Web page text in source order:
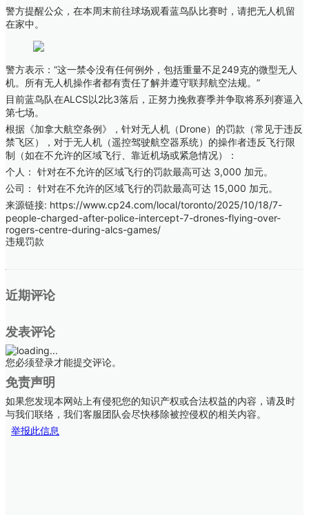
警方提醒公众，在本周末前往球场观看蓝鸟队比赛时，请把无人机留
在家中。
警方表示：“这一禁令没有任何例外，包括重量不足249克的微型无人
机。所有无人机操作者都有责任了解并遵守联邦航空法规。”
目前蓝鸟队在ALCS以2比3落后，正努力挽救赛季并争取将系列赛逼入
第七场。
根据《加拿大航空条例》，针对无人机（Drone）的罚款（常见于违反
禁飞区），对于无人机（遥控驾驶航空器系统）的操作者违反飞行限
制（如在不允许的区域飞行、靠近机场或紧急情况）：
个人： 针对在不允许的区域飞行的罚款最高可达 3,000 加元。
公司： 针对在不允许的区域飞行的罚款最高可达 15,000 加元。
来源链接: https://www.cp24.com/local/toronto/2025/10/18/7-
people-charged-after-police-intercept-7-drones-flying-over-
rogers-centre-during-alcs-games/
违规罚款
近期评论
发表评论
您必须登录才能提交评论。
免责声明
如果您发现本网站上有侵犯您的知识产权或合法权益的内容，请及时
与我们联络，我们客服团队会尽快移除被控侵权的相关内容。
举报此信息